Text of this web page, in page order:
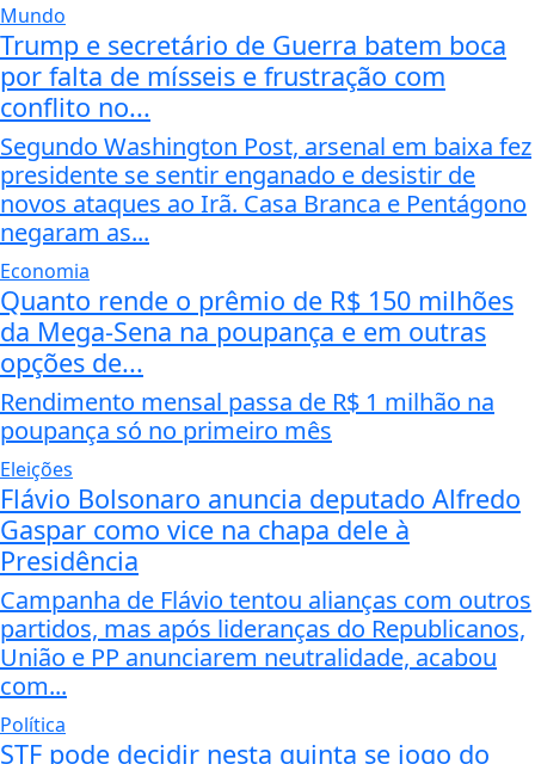
Mundo
Trump e secretário de Guerra batem boca
por falta de mísseis e frustração com
conflito no...
Segundo Washington Post, arsenal em baixa fez
presidente se sentir enganado e desistir de
novos ataques ao Irã. Casa Branca e Pentágono
negaram as...
Economia
Quanto rende o prêmio de R$ 150 milhões
da Mega-Sena na poupança e em outras
opções de...
Rendimento mensal passa de R$ 1 milhão na
poupança só no primeiro mês
Eleições
Flávio Bolsonaro anuncia deputado Alfredo
Gaspar como vice na chapa dele à
Presidência
Campanha de Flávio tentou alianças com outros
partidos, mas após lideranças do Republicanos,
União e PP anunciarem neutralidade, acabou
com...
Política
STF pode decidir nesta quinta se jogo do